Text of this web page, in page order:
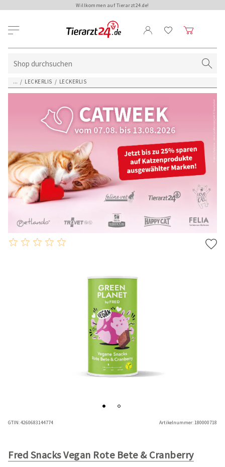
Willkommen auf Tierarzt24.de!
... / LECKERLIS / LECKERLIS
GTIN:4260683144774 Artikelnummer:180000718
Fred Snacks Vegan Rote Bete & Cranberry